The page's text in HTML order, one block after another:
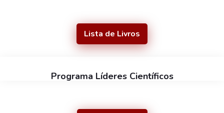
Lista de Livros
Programa Líderes Científicos